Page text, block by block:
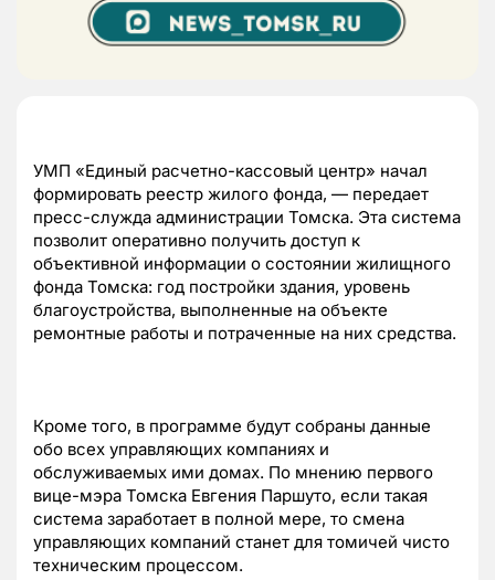
УМП «Единый расчетно-кассовый центр» начал
формировать реестр жилого фонда, — передает
пресс-служда администрации Томска. Эта система
позволит оперативно получить доступ к
объективной информации о состоянии жилищного
фонда Томска: год постройки здания, уровень
благоустройства, выполненные на объекте
ремонтные работы и потраченные на них средства.
Кроме того, в программе будут собраны данные
обо всех управляющих компаниях и
обслуживаемых ими домах. По мнению первого
вице-мэра Томска Евгения Паршуто, если такая
система заработает в полной мере, то смена
управляющих компаний станет для томичей чисто
техническим процессом.